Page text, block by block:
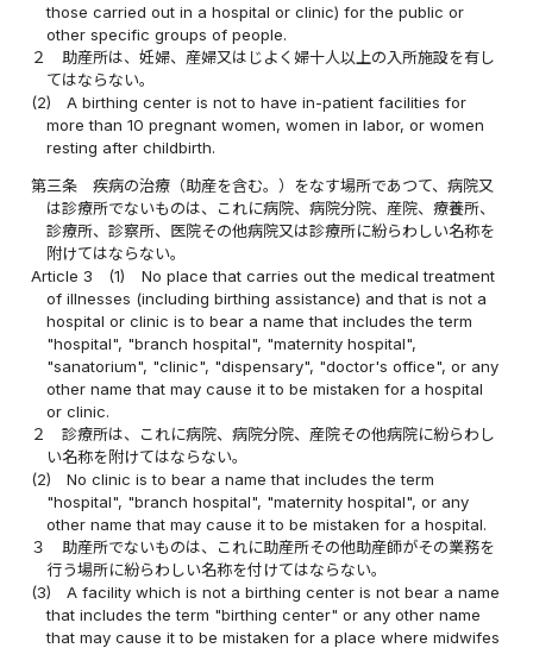
those carried out in a hospital or clinic) for the public or
other specific groups of people.
２
助産所は、妊婦、産婦又はじよく婦十人以上の入所施設を有し
てはならない。
(2)
A birthing center is not to have in-patient facilities for
more than 10 pregnant women, women in labor, or women
resting after childbirth.
第三条
疾病の治療（助産を含む。）をなす場所であつて、病院又
は診療所でないものは、これに病院、病院分院、産院、療養所、
診療所、診察所、医院その他病院又は診療所に紛らわしい名称を
附けてはならない。
Article 3
(1)
No place that carries out the medical treatment
of illnesses (including birthing assistance) and that is not a
hospital or clinic is to bear a name that includes the term
"hospital", "branch hospital", "maternity hospital",
"sanatorium", "clinic", "dispensary", "doctor's office", or any
other name that may cause it to be mistaken for a hospital
or clinic.
２
診療所は、これに病院、病院分院、産院その他病院に紛らわし
い名称を附けてはならない。
(2)
No clinic is to bear a name that includes the term
"hospital", "branch hospital", "maternity hospital", or any
other name that may cause it to be mistaken for a hospital.
３
助産所でないものは、これに助産所その他助産師がその業務を
行う場所に紛らわしい名称を付けてはならない。
(3)
A facility which is not a birthing center is not bear a name
that includes the term "birthing center" or any other name
that may cause it to be mistaken for a place where midwifes